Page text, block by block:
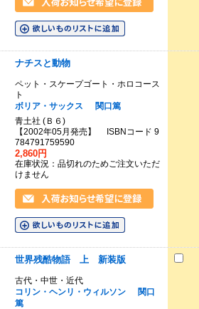
ナチスと動物
ペット・スケープゴート・ホロコース
ト
ボリア・サックス
関口篤
青土社 (Ｂ６)
【2002年05月発売】 ISBNコード 9
784791759590
2,860円
在庫状況：品切れのためご注文いただ
けません
世界残酷物語 上 新装版
古代・中世・近代
コリン・ヘンリ・ウィルソン
関口
篤